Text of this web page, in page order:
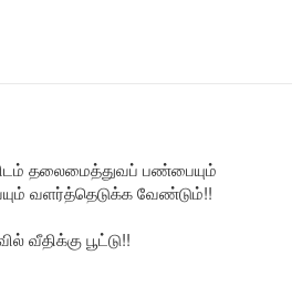
தலைமைத்துவப் பண்பையும்
வளர்த்தெடுக்க வேண்டும்!!
வீதிக்கு பூட்டு!!